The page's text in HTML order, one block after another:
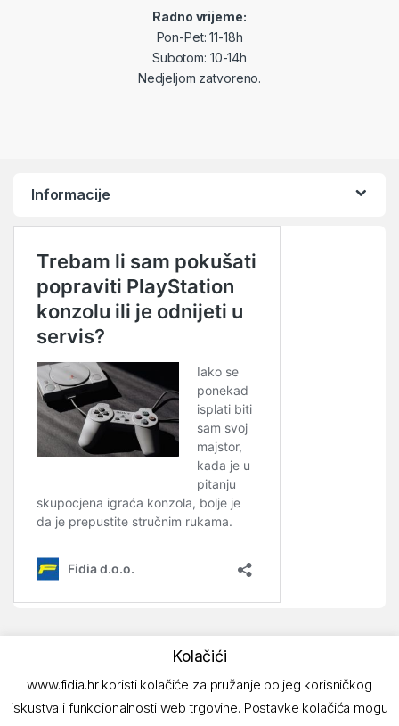
Radno vrijeme:
Pon-Pet: 11-18h
Subotom: 10-14h
Nedjeljom zatvoreno.
Informacije
Kolačići
www.fidia.hr koristi kolačiće za pružanje boljeg korisničkog
iskustva i funkcionalnosti web trgovine. Postavke kolačića mogu